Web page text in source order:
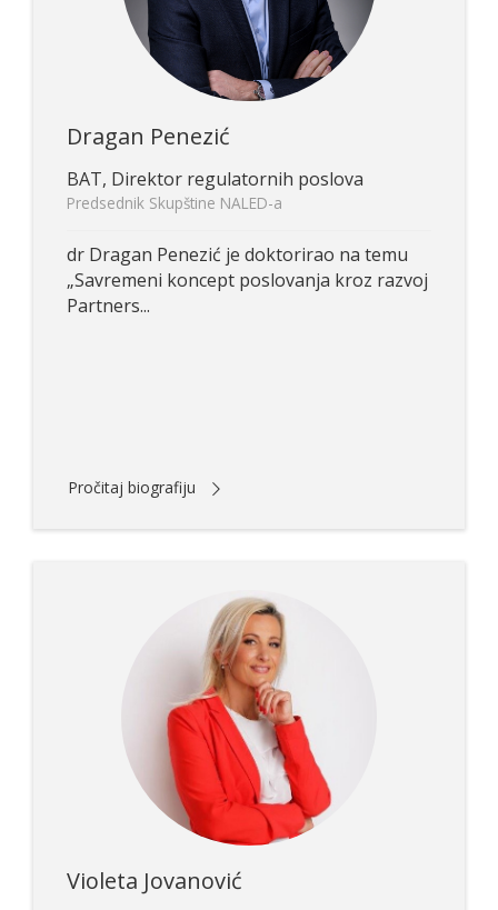
Dragan Penezić
BAT, Direktor regulatornih poslova
Predsednik Skupštine NALED-a
dr Dragan Penezić je doktorirao na temu
„Savremeni koncept poslovanja kroz razvoj
Partners...
Pročitaj biografiju
Violeta Jovanović